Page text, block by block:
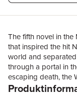
The fifth novel in the
that inspired the hit
world and
through a portal in
escaping death, the
completely different